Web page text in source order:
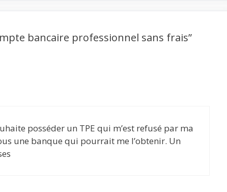
bancaire professionnel sans frais”
posséder un TPE qui m’est refusé par ma
une banque qui pourrait me l’obtenir. Un